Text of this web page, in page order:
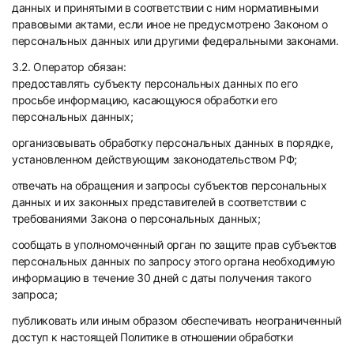
данных и принятыми в соответствии с ним нормативными
правовыми актами, если иное не предусмотрено Законом о
персональных данных или другими федеральными законами.
3.2. Оператор обязан:
предоставлять субъекту персональных данных по его
просьбе информацию, касающуюся обработки его
персональных данных;
организовывать обработку персональных данных в порядке,
установленном действующим законодательством РФ;
отвечать на обращения и запросы субъектов персональных
данных и их законных представителей в соответствии с
требованиями Закона о персональных данных;
сообщать в уполномоченный орган по защите прав субъектов
персональных данных по запросу этого органа необходимую
информацию в течение 30 дней с даты получения такого
запроса;
публиковать или иным образом обеспечивать неограниченный
доступ к настоящей Политике в отношении обработки